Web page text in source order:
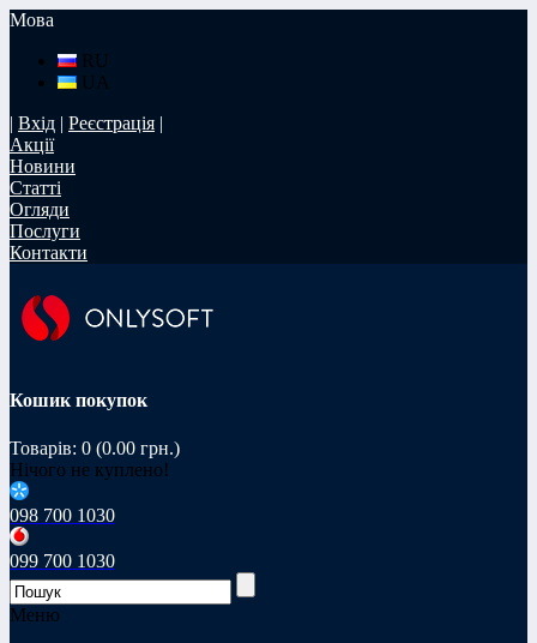
Мова
RU
UA
| Вхід | Реєстрація |
Акції
Новини
Статті
Огляди
Послуги
Контакти
Кошик покупок
Товарів: 0 (0.00 грн.)
Нічого не куплено!
098 700 1030
099 700 1030
Меню